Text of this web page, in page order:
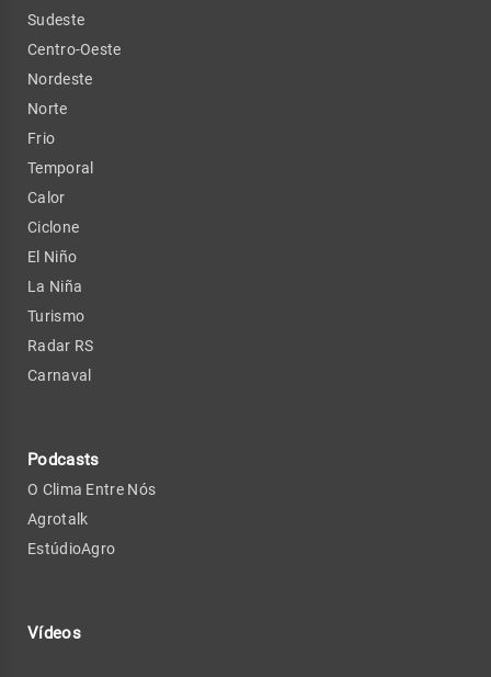
Sudeste
Centro-Oeste
Nordeste
Norte
Frio
Temporal
Calor
Ciclone
El Niño
La Niña
Turismo
Radar RS
Carnaval
Podcasts
O Clima Entre Nós
Agrotalk
EstúdioAgro
Vídeos